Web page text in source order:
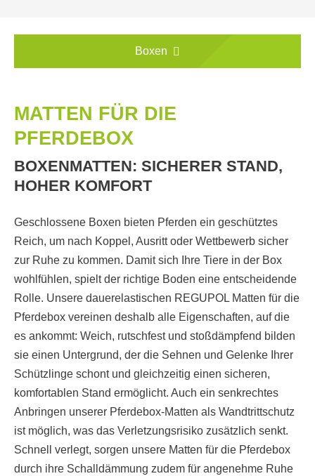
Boxen
MATTEN FÜR DIE
PFERDEBOX
BOXENMATTEN: SICHERER STAND,
HOHER KOMFORT
Geschlossene Boxen bieten Pferden ein geschütztes
Reich, um nach Koppel, Ausritt oder Wettbewerb sicher
zur Ruhe zu kommen. Damit sich Ihre Tiere in der Box
wohlfühlen, spielt der richtige Boden eine entscheidende
Rolle. Unsere dauerelastischen REGUPOL Matten für die
Pferdebox vereinen deshalb alle Eigenschaften, auf die
es ankommt: Weich, rutschfest und stoßdämpfend bilden
sie einen Untergrund, der die Sehnen und Gelenke Ihrer
Schützlinge schont und gleichzeitig einen sicheren,
komfortablen Stand ermöglicht. Auch ein senkrechtes
Anbringen unserer Pferdebox-Matten als Wandtrittschutz
ist möglich, was das Verletzungsrisiko zusätzlich senkt.
Schnell verlegt, sorgen unsere Matten für die Pferdebox
durch ihre Schalldämmung zudem für angenehme Ruhe